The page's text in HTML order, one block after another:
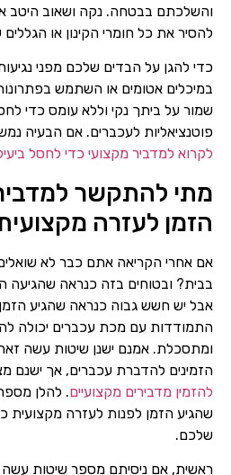
והשלכתם בבטחה. נקה ושאוב היטב
להסיר את כל חומרי הקינון או הגללים
כדי להגן על הבדים שלכם מפני
במיכלים אטומים או השתמש
שמור על ביתך נקי וללא עומס כדי
פוטנציאליות לעכברים. אם הבעיה
לקרוא למדביר מקצועי כדי לחסל
מתי להתקשר
הזמן לעזרה
אם אחרי הקריאה אתם כבר לא
בבית? ובטוחים בזה כנראה שהגיעה
אבל יש חשש גבוה כנראה שהגיע
התמודדות עם מכת עכברים יכולה
ומתסכלת. אמנם ישנן שיטות עשה
הזמינים להדברת עכברים, אך ישנם
להזמין מדבירים מקצועיים. להלן
שהגיע הזמן לפנות לעזרה מקצועית
שלכם.
ראשית, אם ניסיתם מספר שיטות